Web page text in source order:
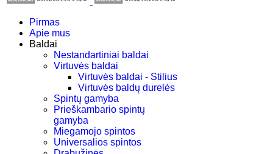
Pirmas
Apie mus
Baldai
Nestandartiniai baldai
Virtuvės baldai
Virtuvės baldai - Stilius
Virtuvės baldų durelės
Spintų gamyba
Prieškambario spintų
gamyba
Miegamojo spintos
Universalios spintos